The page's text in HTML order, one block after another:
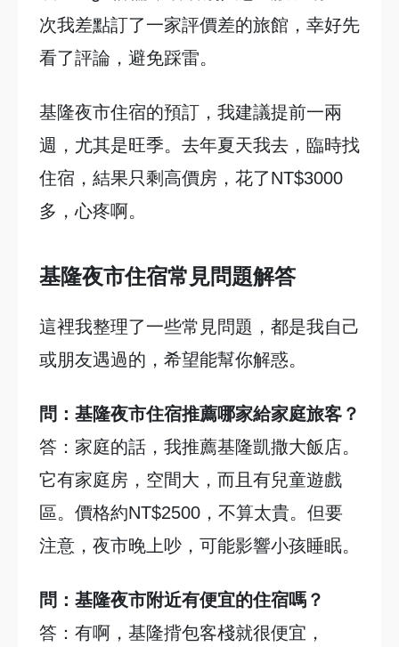
次我差點訂了一家評價差的旅館，幸好先
看了評論，避免踩雷。
基隆夜市住宿的預訂，我建議提前一兩
週，尤其是旺季。去年夏天我去，臨時找
住宿，結果只剩高價房，花了NT$3000
多，心疼啊。
基隆夜市住宿常見問題解答
這裡我整理了一些常見問題，都是我自己
或朋友遇過的，希望能幫你解惑。
問：基隆夜市住宿推薦哪家給家庭旅客？
答：家庭的話，我推薦基隆凱撒大飯店。
它有家庭房，空間大，而且有兒童遊戲
區。價格約NT$2500，不算太貴。但要
注意，夜市晚上吵，可能影響小孩睡眠。
問：基隆夜市附近有便宜的住宿嗎？
答：有啊，基隆揹包客棧就很便宜，